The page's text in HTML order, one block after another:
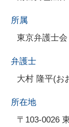
所属
東京弁護士会
弁護士
大村 隆平(お
所在地
〒103-0026